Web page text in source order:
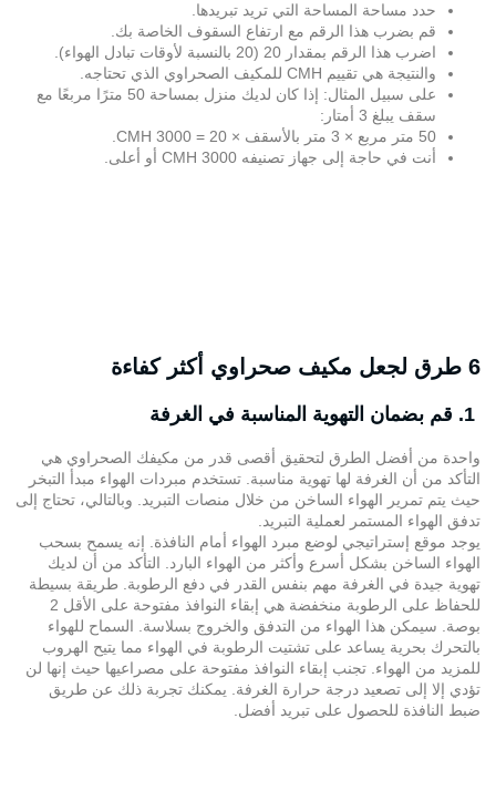
حدد مساحة المساحة التي تريد تبريدها.
قم بضرب هذا الرقم مع ارتفاع السقوف الخاصة بك.
اضرب هذا الرقم بمقدار 20 (20 بالنسبة لأوقات تبادل الهواء).
والنتيجة هي تقييم CMH للمكيف الصحراوي الذي تحتاجه.
على سبيل المثال: إذا كان لديك منزل بمساحة 50 مترًا مربعًا مع
سقف يبلغ 3 أمتار:
50 متر مربع × 3 متر بالأسقف × 20 = 3000 CMH.
أنت في حاجة إلى جهاز تصنيفه 3000 CMH أو أعلى.
6 طرق لجعل مكيف صحراوي أكثر كفاءة
واحدة من أفضل الطرق لتحقيق أقصى قدر من مكيفك الصحراوي هي
التأكد من أن الغرفة لها تهوية مناسبة. تستخدم مبردات الهواء مبدأ التبخر
حيث يتم تمرير الهواء الساخن من خلال منصات التبريد. وبالتالي، تحتاج إلى
تدفق الهواء المستمر لعملية التبريد.
يوجد موقع إستراتيجي لوضع مبرد الهواء أمام النافذة. إنه يسمح بسحب
الهواء الساخن بشكل أسرع وأكثر من الهواء البارد. التأكد من أن لديك
تهوية جيدة في الغرفة مهم بنفس القدر في دفع الرطوبة. طريقة بسيطة
للحفاظ على الرطوبة منخفضة هي إبقاء النوافذ مفتوحة على الأقل 2
بوصة. سيمكن هذا الهواء من التدفق والخروج بسلاسة. السماح للهواء
بالتحرك بحرية يساعد على تشتيت الرطوبة في الهواء مما يتيح الهروب
للمزيد من الهواء. تجنب إبقاء النوافذ مفتوحة على مصراعيها حيث إنها لن
تؤدي إلا إلى تصعيد درجة حرارة الغرفة. يمكنك تجربة ذلك عن طريق
ضبط النافذة للحصول على تبريد أفضل.